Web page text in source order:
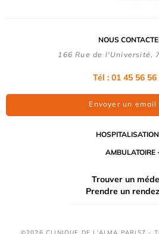
NOUS
166 Rue de l'Université,
Tél : 01 45 56 56
Envoyer un email
HOSPITALISATION
AMBULATOIRE
Trouver un
Prendre un